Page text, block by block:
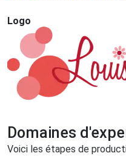
Logo
Domaines
Voici les étapes de